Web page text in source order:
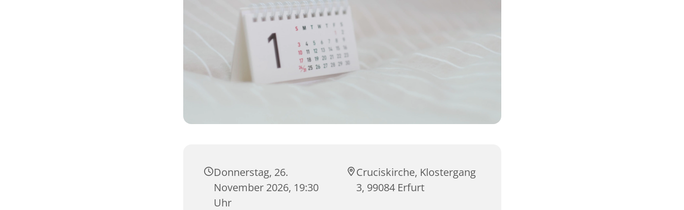
Donnerstag, 26.
November 2026, 19:30
Uhr
Cruciskirche, Klostergang
3, 99084 Erfurt